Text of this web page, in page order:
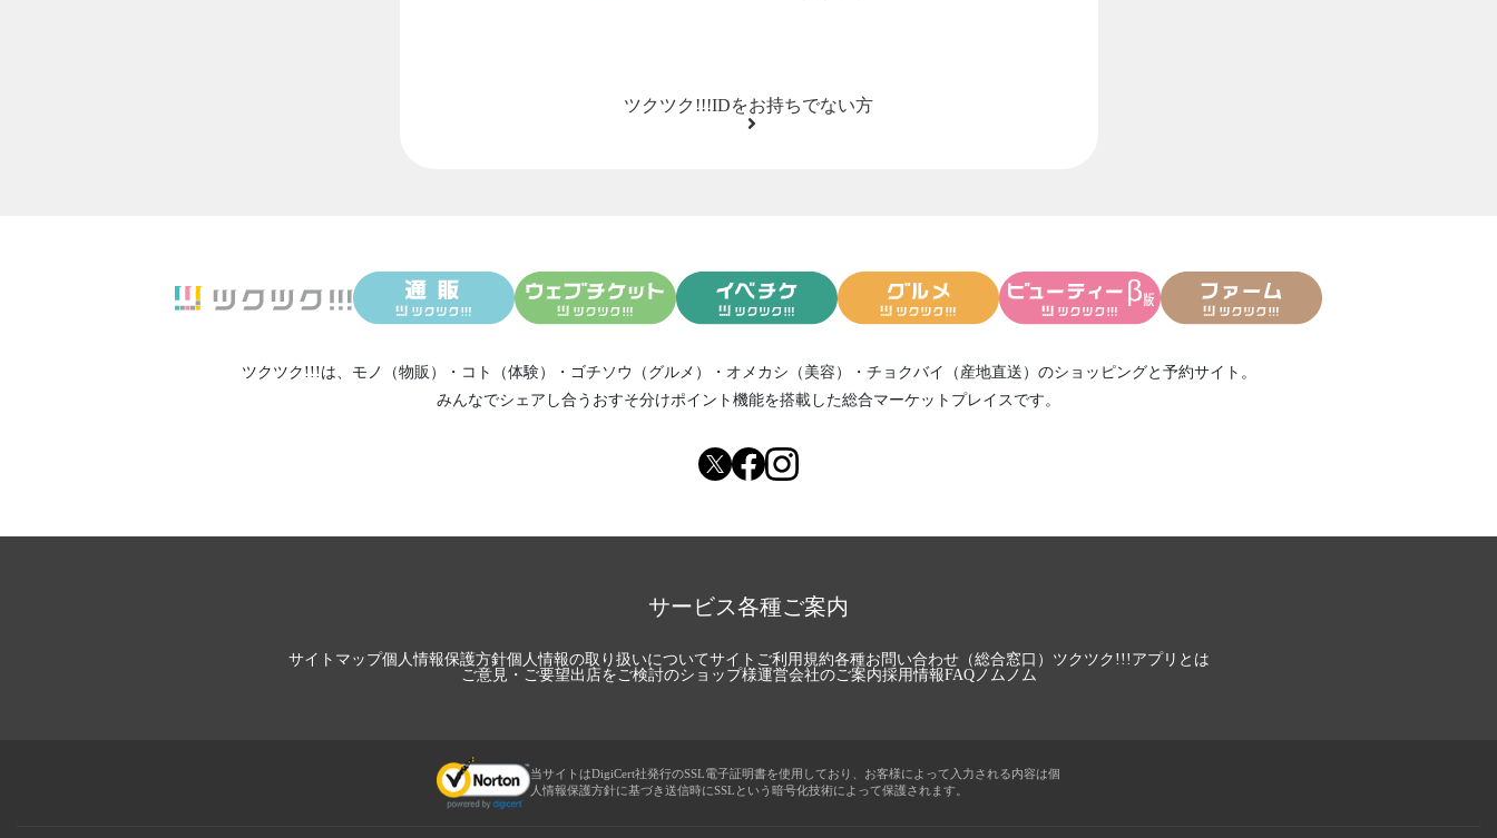
ツクツク!!!IDをお持ちでない方
ツクツク!!!は、 モノ（物販） ・ コト（体験） ・ ゴチソウ（グルメ） ・ オメカシ（美容） ・ チョクバイ（産地直送） のショッピングと予約サイト。
みんなでシェアし合う おすそ分けポイント機能を搭載した総合マーケットプレイスです。
サービス各種ご案内
サイトマップ個人情報保護方針個人情報の取り扱いについてサイトご利用規約各種お問い合わせ（総合窓口） ツクツク!!!アプリとは
ご意見・ご要望出店をご検討のショップ様運営会社のご案内採用情報FAQノムノム
当サイトはDigiCert社発行のSSL電子証明書を使用しており、お客様によって入力される内容は個
人情報保護方針に基づき送信時にSSLという暗号化技術によって保護されます。